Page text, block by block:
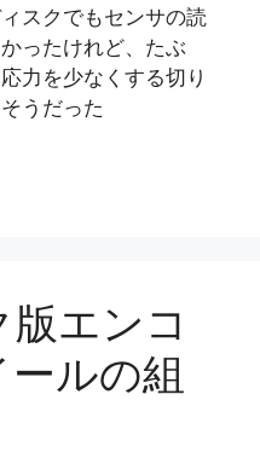
スクでもセンサの読
ったけれど、たぶ
力を少なくする切り
うだった
エンコ
ルの組